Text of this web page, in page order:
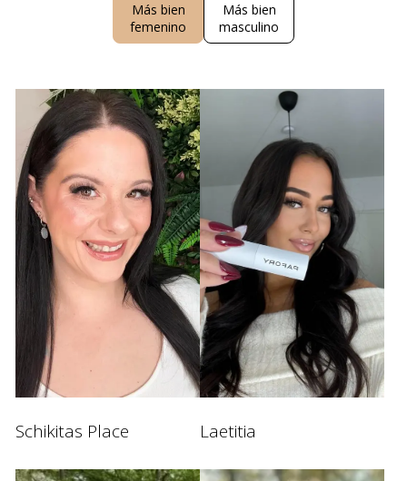
Más bien
femenino
Más bien
masculino
Schikitas Place Laetitia